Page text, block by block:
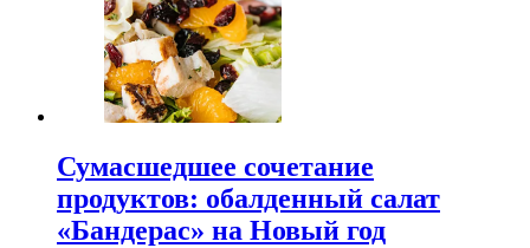
Сумасшедшее сочетание
продуктов: обалденный салат
«Бандерас» на Новый год